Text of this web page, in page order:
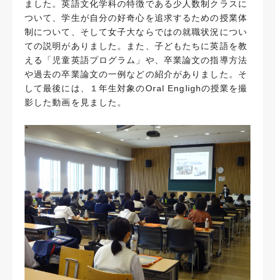
ました。英語文化学科の特徴である少人数制クラスに
ついて、学生が自分の好奇心を追求するための授業体
制について、そして女子大ならではの就職状況につい
ての説明がありました。また、子どもたちに英語を教
える「児童英語プログラム」や、卒業論文の指導方法
や過去の卒業論文の一例などの紹介がありました。そ
して最後には、１年生対象のOral Englighの授業を撮
影した動画を見ました。